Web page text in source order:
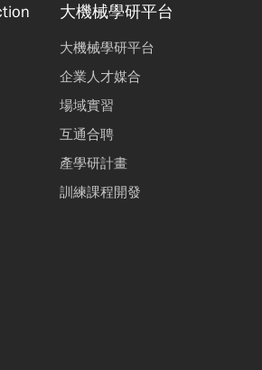
大機械學研平台
大機械學研平台
企業人才媒合
場域實習
互通合聘
產學研計畫
訓練課程開發